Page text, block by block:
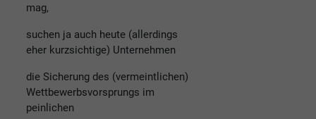
mag,
suchen ja auch heute (allerdings
eher kurzsichtige) Unternehmen
die Sicherung des (vermeintlichen)
Wettbewerbsvorsprungs im
peinlichen